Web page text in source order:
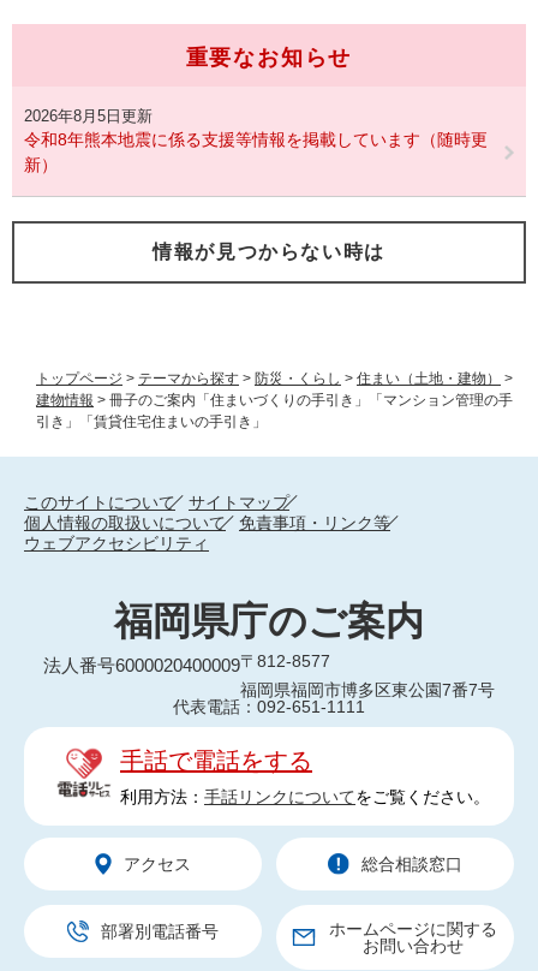
トップページ > テーマから探す > 防災・くらし > 住まい（土地・建物）
>
建物情報 > 冊子のご案内「住まいづくりの手引き」「マンション管理の手
引き」「賃貸住宅住まいの手引き」
重要なお知らせ
2026年8月5日更新
令和8年熊本地震に係る支援等情報を掲載しています（随時更
新）
情報が見つからない時は
このサイトについて
サイトマップ
個人情報の取扱いについて
免責事項・リンク等
ウェブアクセシビリティ
福岡県庁のご案内
法人番号6000020400009〒812-8577
福岡県福岡市博多区東公園7番7号
代表電話：092-651-1111
手話で電話をする
利用方法： 手話リンクについてをご覧ください。
アクセス 総合相談窓口
部署別電話番号
ホームページに関する
お問い合わせ